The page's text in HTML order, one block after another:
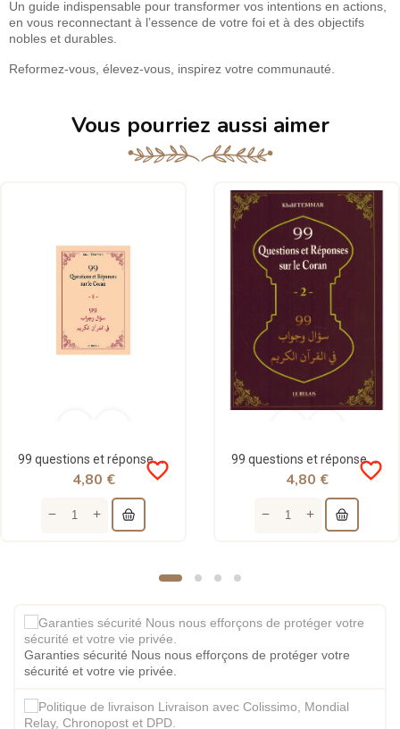
Un guide indispensable pour transformer vos intentions en actions,
en vous reconnectant à l’essence de votre foi et à des objectifs
nobles et durables.
Reformez-vous, élevez-vous, inspirez votre communauté.
Vous pourriez aussi aimer
99 questions et réponses sur le Coran - volume 01 - Khalil Temmar - Le Relais
favorite_border
4,80 €
99 questions et réponses sur le Coran Vol 02 - Khalil Temmar - Le Relais
favorite_border
4,80 €
Garanties sécurité Nous nous efforçons de protéger votre
sécurité et votre vie privée.